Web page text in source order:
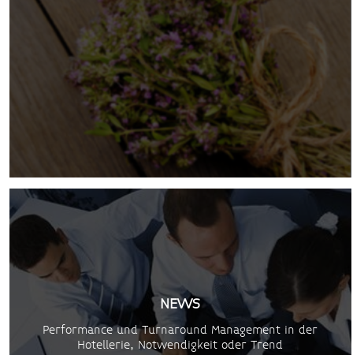
NEWS
Performance und Turnaround Management in der
Hotellerie, Notwendigkeit oder Trend